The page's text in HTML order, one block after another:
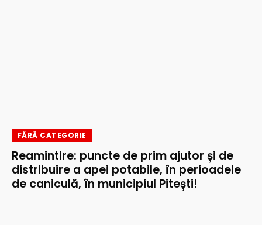
FĂRĂ CATEGORIE
Reamintire: puncte de prim ajutor și de
distribuire a apei potabile, în perioadele
de caniculă, în municipiul Pitești!